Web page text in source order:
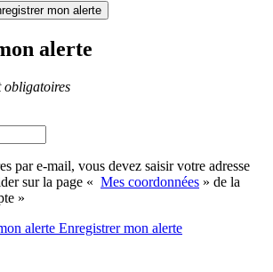
mon alerte
alerte
obligatoires
par e-mail, vous devez saisir votre adresse
sur la page « Mes coordonnées » de la
»
alerte Enregistrermon alerte